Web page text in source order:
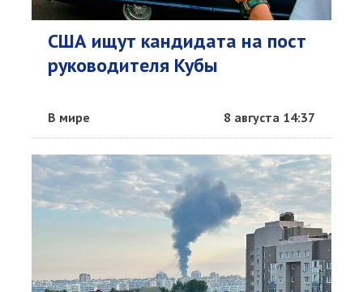
США ищут кандидата на пост
руководителя Кубы
В мире 8 августа 14:37